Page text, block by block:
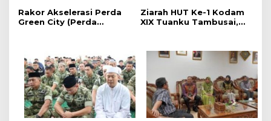
Rakor Akselerasi Perda
Green City (Perda
Kota Pekanbaru dan Tim
Pakar
Ziarah HUT Ke-1 Kodam
XIX Tuanku Tambusai,
Khidmat